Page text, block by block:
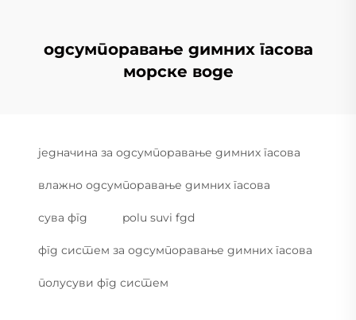
одсумпоравање димних гасова
морске воде
једначина за одсумпоравање димних гасова
влажно одсумпоравање димних гасова
сува фгд polu suvi fgd
фгд систем за одсумпоравање димних гасова
полусуви фгд систем